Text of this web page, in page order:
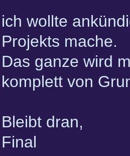
ich wollte
Projekts mache.
Das ganze wird
komplett von
Bleibt dran,
Final